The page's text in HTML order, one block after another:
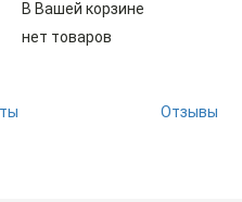
В Вашей корзине
нет товаров
Отзывы